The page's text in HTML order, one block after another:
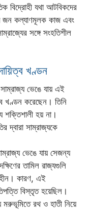
বিদ্রোহী যথা আটবিকদের
জন কল্যাণমূলক কাজ এবং
সঙ্গে সংহতিশীল
খণ্ডন
ভেঙে যায় এই
খণ্ডন করেছেন। তিনি
শক্তিশালী হয় না।
দ্বারা সাম্রাজ্যকে
ভেঙে যায় সেজন্য
তামিল রাজ্যগুলি
কারণ, এই
বিস্তৃত হয়েছিল।
রথ ও হাতী নিয়ে